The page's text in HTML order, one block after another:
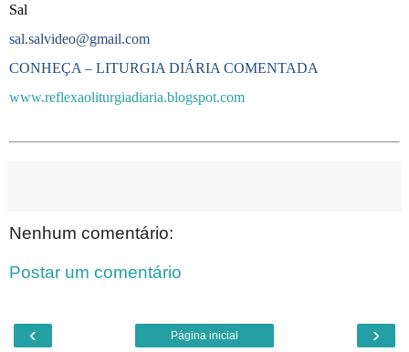
Sal
sal.salvideo@gmail.com
CONHEÇA – LITURGIA DIÁRIA COMENTADA
www.reflexaoliturgiadiaria.blogspot.com
Nenhum comentário:
Postar um comentário
‹ ›
Página inicial